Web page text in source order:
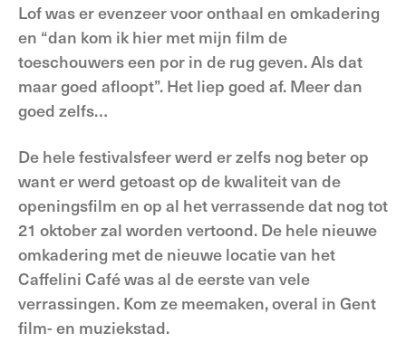
Lof was er evenzeer voor onthaal en omkadering
en “dan kom ik hier met mijn film de
toeschouwers een por in de rug geven. Als dat
maar goed afloopt”. Het liep goed af. Meer dan
goed zelfs…
De hele festivalsfeer werd er zelfs nog beter op
want er werd getoast op de kwaliteit van de
openingsfilm en op al het verrassende dat nog tot
21 oktober zal worden vertoond. De hele nieuwe
omkadering met de nieuwe locatie van het
Caffelini Café was al de eerste van vele
verrassingen. Kom ze meemaken, overal in Gent
film- en muziekstad.